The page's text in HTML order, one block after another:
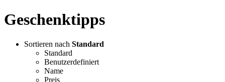
Geschenktipps
Sortieren nach Standard
Standard
Benutzerdefiniert
Name
Preis